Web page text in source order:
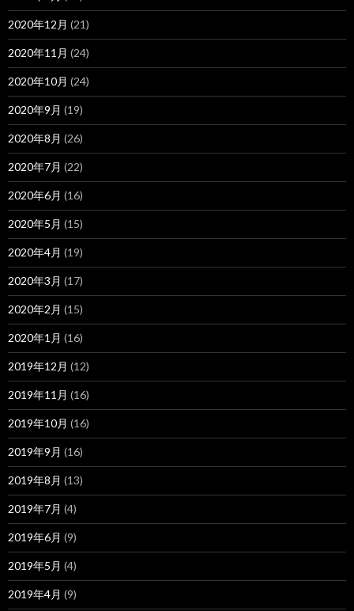
2020年12月 (21)
2020年11月 (24)
2020年10月 (24)
2020年9月 (19)
2020年8月 (26)
2020年7月 (22)
2020年6月 (16)
2020年5月 (15)
2020年4月 (19)
2020年3月 (17)
2020年2月 (15)
2020年1月 (16)
2019年12月 (12)
2019年11月 (16)
2019年10月 (16)
2019年9月 (16)
2019年8月 (13)
2019年7月 (4)
2019年6月 (9)
2019年5月 (4)
2019年4月 (9)